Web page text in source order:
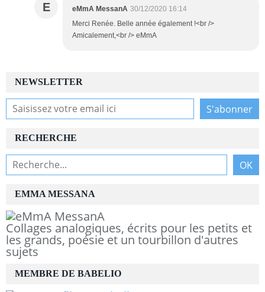
E eMmA MessanA 30/12/2020 16:14
Merci Renée. Belle année également !<br />
Amicalement,<br /> eMmA
NEWSLETTER
RECHERCHE
EMMA MESSANA
Collages analogiques, écrits pour les petits et
les grands, poésie et un tourbillon d'autres
sujets
MEMBRE DE BABELIO